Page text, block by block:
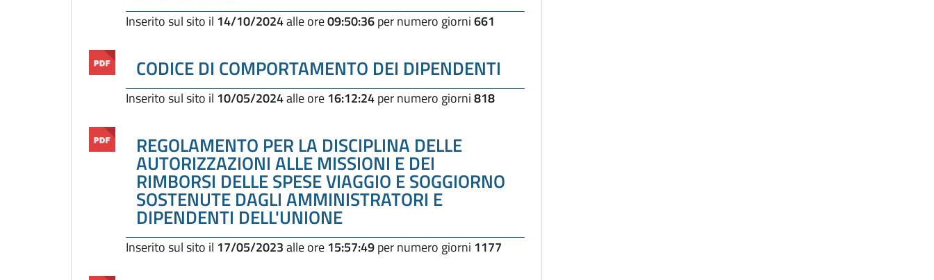
Inserito sul sito il 14/10/2024alle ore09:50:36per numero giorni661
CODICE DI COMPORTAMENTO DEI DIPENDENTI
Inserito sul sito il 10/05/2024alle ore16:12:24per numero giorni818
REGOLAMENTO PER LA DISCIPLINA DELLE
AUTORIZZAZIONI ALLE MISSIONI E DEI
RIMBORSI DELLE SPESE VIAGGIO E SOGGIORNO
SOSTENUTE DAGLI AMMINISTRATORI E
DIPENDENTI DELL'UNIONE
Inserito sul sito il 17/05/2023alle ore15:57:49per numero giorni 1177